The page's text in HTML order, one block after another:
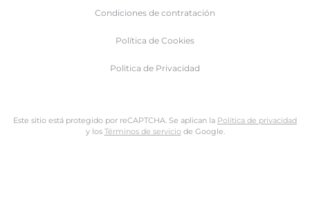
Condiciones de contratación
Política de Cookies
Politica de Privacidad
Este sitio está protegido por reCAPTCHA. Se aplican la Política de privacidad
y los Términos de serviciode Google.